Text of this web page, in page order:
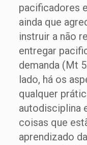
pacificadores
ainda que
instruir a não
entregar
demanda (Mt
lado, há os
qualquer
autodisciplina
coisas que
aprendizado